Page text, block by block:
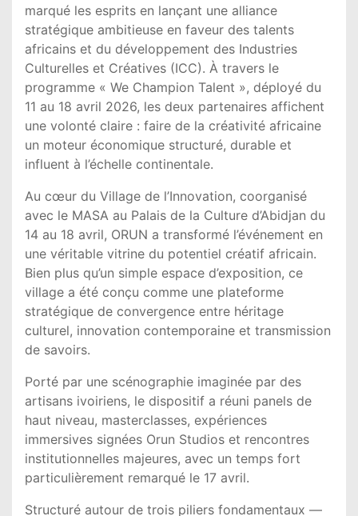
marqué les esprits en lançant une alliance
stratégique ambitieuse en faveur des talents
africains et du développement des Industries
Culturelles et Créatives (ICC). À travers le
programme « We Champion Talent », déployé du
11 au 18 avril 2026, les deux partenaires affichent
une volonté claire : faire de la créativité africaine
un moteur économique structuré, durable et
influent à l’échelle continentale.
Au cœur du Village de l’Innovation, coorganisé
avec le MASA au Palais de la Culture d’Abidjan du
14 au 18 avril, ORUN a transformé l’événement en
une véritable vitrine du potentiel créatif africain.
Bien plus qu’un simple espace d’exposition, ce
village a été conçu comme une plateforme
stratégique de convergence entre héritage
culturel, innovation contemporaine et transmission
de savoirs.
Porté par une scénographie imaginée par des
artisans ivoiriens, le dispositif a réuni panels de
haut niveau, masterclasses, expériences
immersives signées Orun Studios et rencontres
institutionnelles majeures, avec un temps fort
particulièrement remarqué le 17 avril.
Structuré autour de trois piliers fondamentaux —